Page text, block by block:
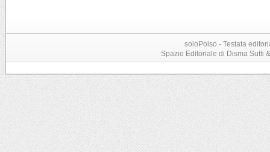
soloPolso - Testata
Spazio Editoriale di Disma Sutti